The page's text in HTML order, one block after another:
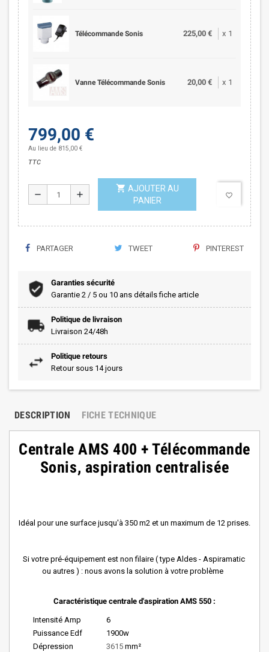
Télécommande Sonis 225,00 € x 1
Vanne Télécommande Sonis 20,00 € x 1
799,00 €
Au lieu de 815,00 €
TTC
remove add
shopping_cart AJOUTER AU
PANIER
favorite_border
PARTAGER TWEET PINTEREST
Garanties sécurité
Garantie 2 / 5 ou 10 ans détails fiche article
Politique de livraison
Livraison 24/48h
Politique retours
Retour sous 14 jours
DESCRIPTION FICHE TECHNIQUE
Centrale AMS 400 + Télécommande
Sonis, aspiration centralisée
Idéal pour une surface jusqu'à 350 m2 et un maximum de 12 prises.
Si votre pré-équipement est non filaire ( type Aldes - Aspiramatic
ou autres ) : nous avons la solution à votre problème
Caractéristique centrale d'aspiration AMS 550 :
Intensité Amp
6
Puissance Edf
1900w
Dépression
3615 mm²